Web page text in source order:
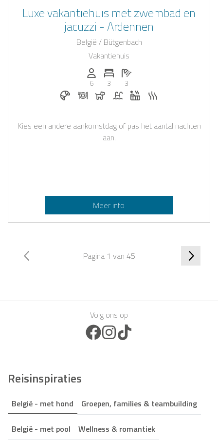
Luxe vakantiehuis met zwembad en
jacuzzi - Ardennen
België / Bütgenbach
Vakantiehuis
Personen (max.): 6
6
Aantal slaapkamers: 3
3
Aantal badkamers: 3
3
Ontbijt te boeken bij Casapilot
Diner op aanvraag
Honden toegestaan
ZwembadWhirlpool
Kies een andere aankomstdag of pas het aantal nachten
aan.
Meer info
Pagina 1 van 45
Volg ons op
Facebook Icon
Instagram Icon
Reisinspiraties
België - met hond Groepen, families & teambuilding
België - met pool Wellness & romantiek